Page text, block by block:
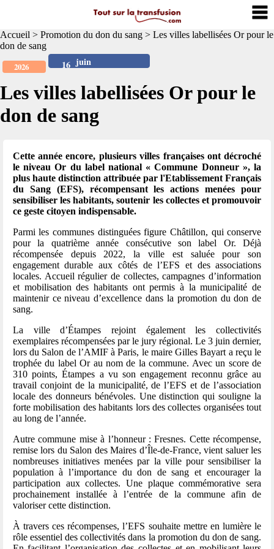
Accueil > Promotion du don du sang > Les villes labellisées Or pour le
don de sang
juin
16
2026
Les villes labellisées Or pour le
don de sang
Cette année encore, plusieurs villes françaises ont décroché
le niveau Or du label national « Commune Donneur », la
plus haute distinction attribuée par l'Etablissement Français
du Sang (EFS), récompensant les actions menées pour
sensibiliser les habitants, soutenir les collectes et promouvoir
ce geste citoyen indispensable.
Parmi les communes distinguées figure Châtillon, qui conserve
pour la quatrième année consécutive son label Or. Déjà
récompensée depuis 2022, la ville est saluée pour son
engagement durable aux côtés de l’EFS et des associations
locales. Accueil régulier de collectes, campagnes d’information
et mobilisation des habitants ont permis à la municipalité de
maintenir ce niveau d’excellence dans la promotion du don de
sang.
La ville d’Étampes rejoint également les collectivités
exemplaires récompensées par le jury régional. Le 3 juin dernier,
lors du Salon de l’AMIF à Paris, le maire Gilles Bayart a reçu le
trophée du label Or au nom de la commune. Avec un score de
310 points, Étampes a vu son engagement reconnu grâce au
travail conjoint de la municipalité, de l’EFS et de l’association
locale des donneurs bénévoles. Une distinction qui souligne la
forte mobilisation des habitants lors des collectes organisées tout
au long de l’année.
Autre commune mise à l’honneur : Fresnes. Cette récompense,
remise lors du Salon des Maires d’Île-de-France, vient saluer les
nombreuses initiatives menées par la ville pour sensibiliser la
population à l’importance du don de sang et encourager la
participation aux collectes. Une plaque commémorative sera
prochainement installée à l’entrée de la commune afin de
valoriser cette distinction.
À travers ces récompenses, l’EFS souhaite mettre en lumière le
rôle essentiel des collectivités dans la promotion du don de sang.